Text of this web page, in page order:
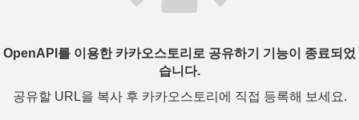
OpenAPI를 이용한 카카오스토리로 공유하기 기능이 종료되었
습니다.
공유할 URL을 복사 후 카카오스토리에 직접 등록해 보세요.